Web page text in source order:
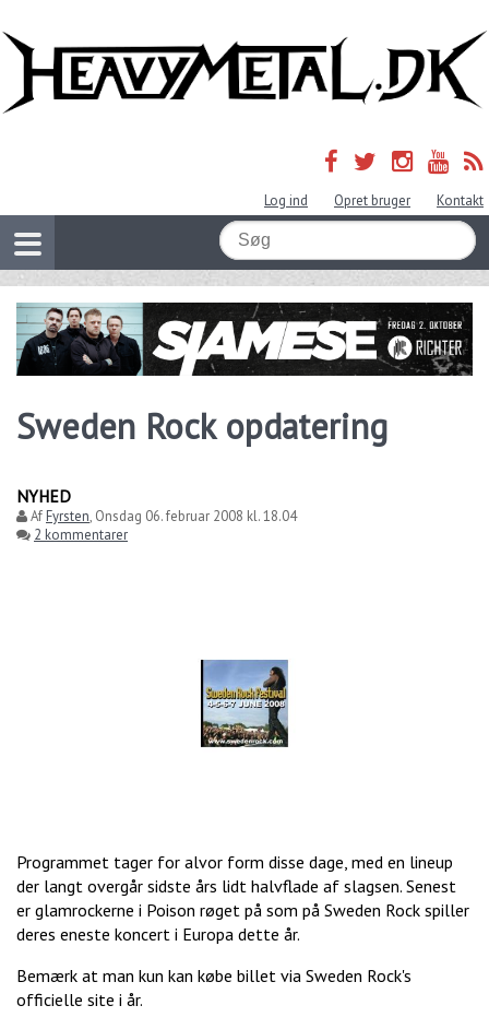
Log ind Opret bruger Kontakt
Sweden Rock opdatering
NYHED
AfFyrsten, Onsdag 06. februar 2008 kl. 18.04
2 kommentarer
Programmet tager for alvor form disse dage, med en lineup
der langt overgår sidste års lidt halvflade af slagsen. Senest
er glamrockerne i Poison røget på som på Sweden Rock spiller
deres eneste koncert i Europa dette år.
Bemærk at man kun kan købe billet via Sweden Rock's
officielle site i år.